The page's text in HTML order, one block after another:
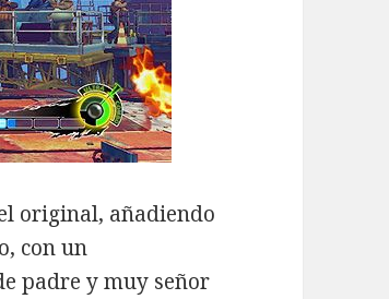
original, añadiendo
con un
padre y muy señor